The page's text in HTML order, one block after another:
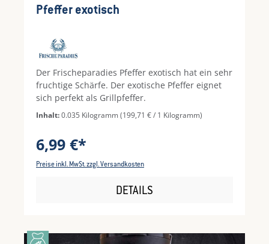
Pfeffer exotisch
Der Frischeparadies Pfeffer exotisch hat ein sehr
fruchtige Schärfe. Der exotische Pfeffer eignet
sich perfekt als Grillpfeffer.
Inhalt:0.035 Kilogramm(199,71 € / 1 Kilogramm)
6,99 €*
Preise inkl. MwSt. zzgl. Versandkosten
DETAILS